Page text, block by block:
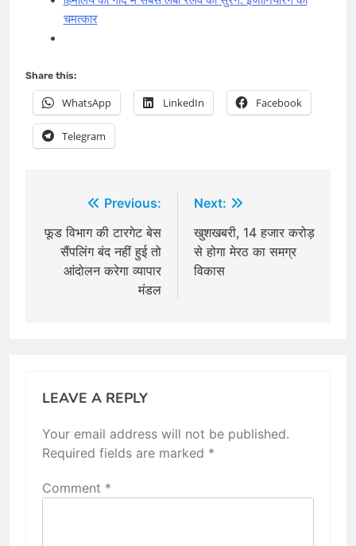
चमत्कार
Share this:
WhatsApp LinkedIn Facebook
Telegram
navigation
Previous:
फूड विभाग की टारगेट बेस
सैंपलिंग बंद न‌हीं हुई तो
आंदोलन करेगा व्यापार
मंडल
Next:
खुशखबरी, 14 हजार करोड़
से होगा मेरठ का समग्र
विकास
LEAVE A REPLY
Your email address will not be published.
Required fields are marked *
Comment *